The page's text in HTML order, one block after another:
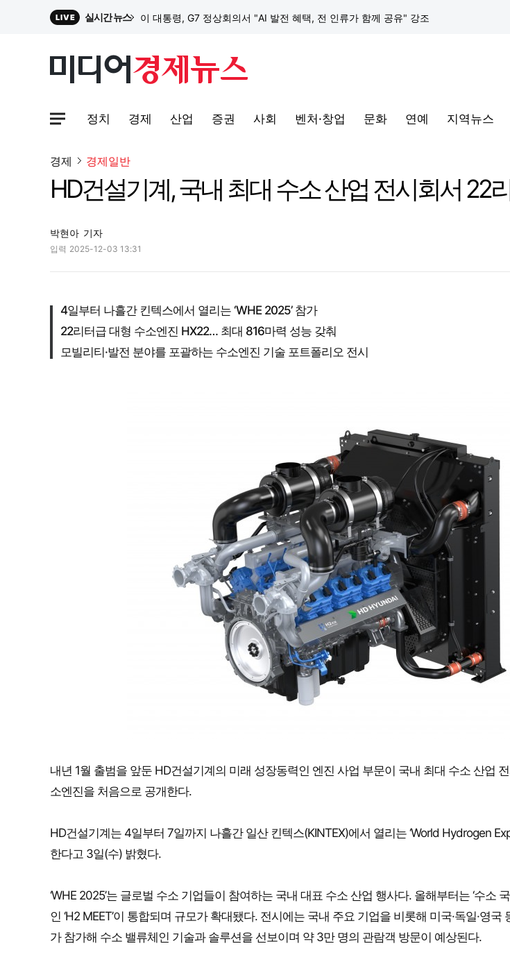
LIVE 실시간 뉴스 이 대통령, G7 정상회의서 "AI 발전 혜택, 전 인류가 함께 공유" 강조
원파디, 롯데백화점 잠실점에서 팝업스토어 오픈
대한전선, 1463억 ‘500kV HVDC 동해안-동서울’ 수주… 시장 확대 본격화
이 대통령, G7 정상회의서 "AI 발전 혜택, 전 인류가 함께 공유" 강조
사이트맵메뉴 열기
정치 경제 산업 증권 사회 벤처·창업 문화 연예 지역뉴스
경제 경제일반
HD건설기계, 국내 최대 수소 산업 전시회서 22
박현아 기자
입력 2025-12-03 13:31
4일부터 나흘간 킨텍스에서 열리는 ‘WHE 2025’ 참가
22리터급 대형 수소엔진 HX22… 최대 816마력 성능 갖춰
모빌리티·발전 분야를 포괄하는 수소엔진 기술 포트폴리오 전시
내년 1월 출범을 앞둔 HD건설기계의 미래 성장동력인 엔진 사업 부문이 국내 최대 수소 산업
소엔진을 처음으로 공개한다.
HD건설기계는 4일부터 7일까지 나흘간 일산 킨텍스(KINTEX)에서 열리는 ‘World Hydrogen
한다고 3일(수) 밝혔다.
‘WHE 2025’는 글로벌 수소 기업들이 참여하는 국내 대표 수소 산업 행사다. 올해부터는 ‘수소
인 ‘H2 MEET’이 통합되며 규모가 확대됐다. 전시에는 국내 주요 기업을 비롯해 미국·독일·영
가 참가해 수소 밸류체인 기술과 솔루션을 선보이며 약 3만 명의 관람객 방문이 예상된다.